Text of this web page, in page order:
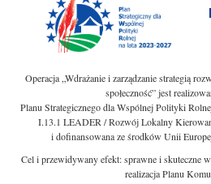
Operacja „Wdrażanie i zarządzanie strategią
społeczność” jest
Planu Strategicznego dla Wspólnej Polityki
I.13.1 LEADER / Rozwój Lokalny
i dofinansowana ze środków Unii
Cel i przewidywany efekt: sprawne i skuteczne
realizacja Planu